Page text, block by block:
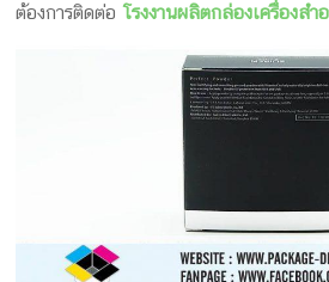
ต้องการติดต่อโรงงานผลิตกล่องเครื่องสำ